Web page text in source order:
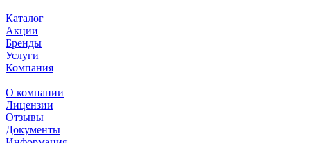
Каталог
Акции
Бренды
Услуги
Компания
О компании
Лицензии
Отзывы
Документы